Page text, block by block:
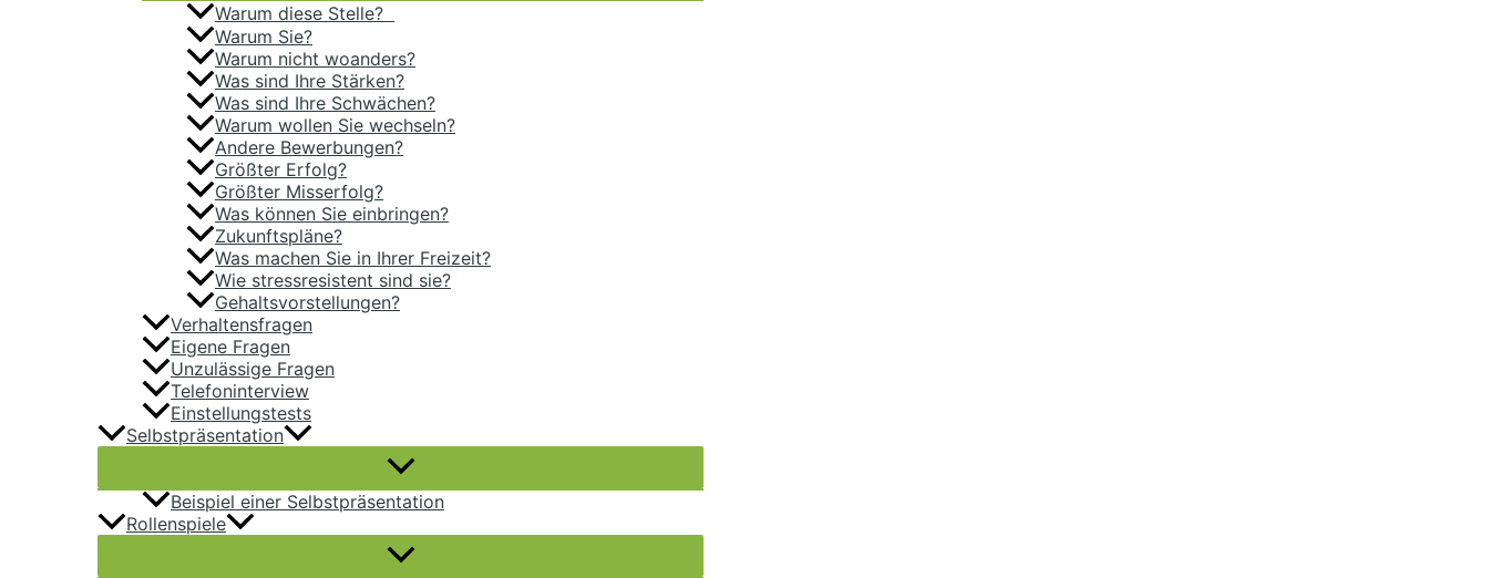
Warum diese Stelle?
Warum Sie?
Warum nicht woanders?
Was sind Ihre Stärken?
Was sind Ihre Schwächen?
Warum wollen Sie wechseln?
Andere Bewerbungen?
Größter Erfolg?
Größter Misserfolg?
Was können Sie einbringen?
Zukunftspläne?
Was machen Sie in Ihrer Freizeit?
Wie stressresistent sind sie?
Gehaltsvorstellungen?
Verhaltensfragen
Eigene Fragen
Unzulässige Fragen
Telefoninterview
Einstellungstests
Selbstpräsentation
Beispiel einer Selbstpräsentation
Rollenspiele